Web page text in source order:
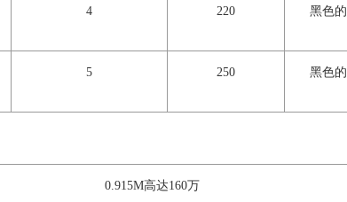
4 220 黑色的
5 250 黑色的
0.915M高达160万